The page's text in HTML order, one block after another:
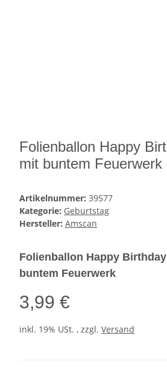
Folienballon Happy
mit buntem Feuerwerk
Artikelnummer: 39577
Kategorie: Geburtstag
Hersteller: Amscan
Folienballon Happy
buntem Feuerwerk
3,99 €
inkl. 19% USt. , zzgl. Versand